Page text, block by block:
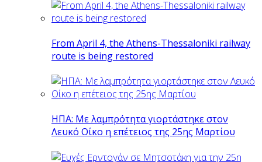
From April 4, the Athens-Thessaloniki railway
route is being restored
ΗΠΑ: Με λαμπρότητα γιορτάστηκε στον
Λευκό Οίκο η επέτειος της 25ης Μαρτίου